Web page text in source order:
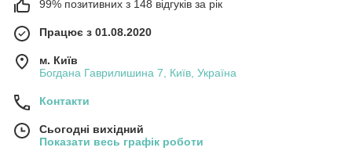
99% позитивних з 148 відгуків за рік
Працює з 01.08.2020
м. Київ
Богдана Гаврилишина 7, Київ, Україна
Контакти
Сьогодні вихідний
Показати весь графік роботи